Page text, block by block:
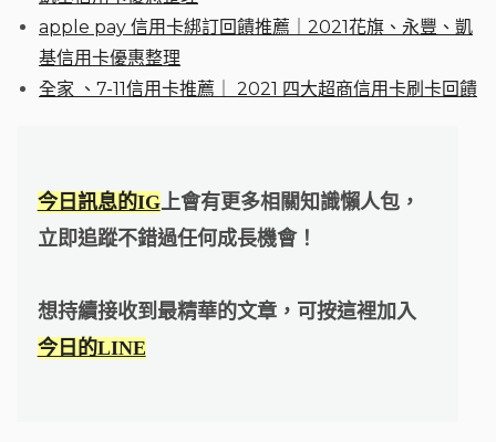
apple pay 信用卡綁訂回饋推薦｜2021花旗、永豐、凱
基信用卡優惠整理
全家 、7-11信用卡推薦｜ 2021 四大超商信用卡刷卡回饋
今日訊息的IG上會有更多相關知識懶人包，
立即追蹤不錯過任何成長機會！
想持續接收到最精華的文章，可按這裡加入
今日的LINE